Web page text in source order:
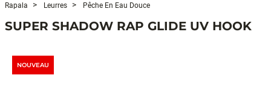
Rapala Leurres Pêche En Eau Douce
SUPER SHADOW RAP GLIDE UV HOOK
NOUVEAU